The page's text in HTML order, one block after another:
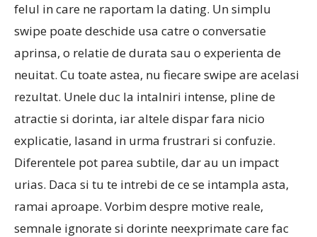
felul in care ne raportam la dating. Un simplu
swipe poate deschide usa catre o conversatie
aprinsa, o relatie de durata sau o experienta de
neuitat. Cu toate astea, nu fiecare swipe are acelasi
rezultat. Unele duc la intalniri intense, pline de
atractie si dorinta, iar altele dispar fara nicio
explicatie, lasand in urma frustrari si confuzie.
Diferentele pot parea subtile, dar au un impact
urias. Daca si tu te intrebi de ce se intampla asta,
ramai aproape. Vorbim despre motive reale,
semnale ignorate si dorinte neexprimate care fac